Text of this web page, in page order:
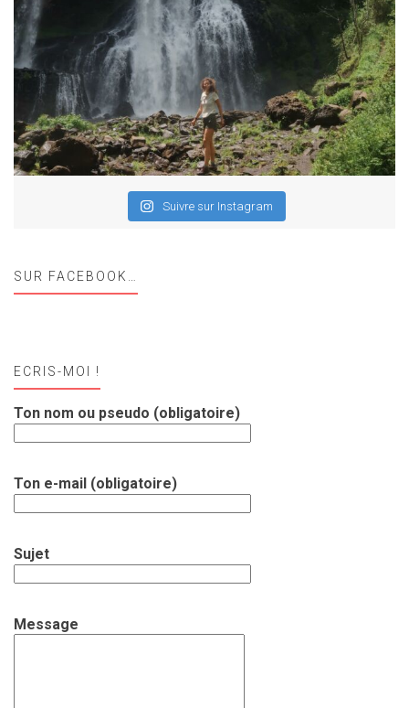
Suivre sur Instagram
SUR FACEBOOK…
ECRIS-MOI !
Ton nom ou pseudo (obligatoire)
Ton e-mail (obligatoire)
Sujet
Message